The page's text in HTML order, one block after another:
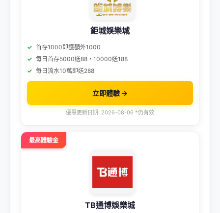
鉅城娛樂城
首存1000即獲額外1000
每日首存5000送88，10000送188
每日流水10萬即送288
立即體驗 →
優惠更新日期: 2026-08-06 *仍有效
最高體驗金
TB通博娛樂城